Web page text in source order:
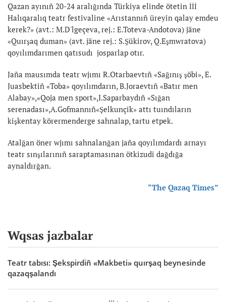
Qazan ayınıñ 20-24 aralığında Türkiya elinde ötetin İİİ
Halıqaralıq teatr festivaline «Arıstannıñ üreyin qalay emdeu
kerek?» (avt.: M.D'lgeçeva, rej.: E.Toteva-Andotova) jäne
«Quırşaq duman» (avt. jäne rej.: S.Şükirov, Q.Eşmwratova)
qoyılımdarımen qatısudı josparlap otır.
Jaña mausımda teatr wjımı R.Otarbaevtıñ «Sağınış şöbi», E.
Juasbektiñ «Toba» qoyılımdarın, B.Joraevtıñ «Batır men
Alabay»,«Qoja men sport»,I.Saparbaydıñ «Sığan
serenadası»,A.Gofmannıñ«Şelkunçik» attı tuındıların
kişkentay körermenderge sahnalap, tartu etpek.
Atalğan öner wjımı sahnalanğan jaña qoyılımdardı arnayı
teatr sınşılarınıñ saraptamasınan ötkizudi dağdığa
aynaldırğan.
“The Qazaq Times”
Wqsas jazbalar
Teatr tabısı: Şekspirdiñ «Makbeti» quırşaq beynesinde
qazaqşalandı